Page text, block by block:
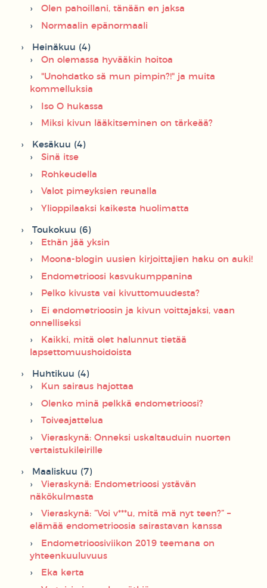
Olen pahoillani, tänään en jaksa
Normaalin epänormaali
Heinäkuu (4)
On olemassa hyvääkin hoitoa
"Unohdatko sä mun pimpin?!" ja muita
kommelluksia
Iso O hukassa
Miksi kivun lääkitseminen on tärkeää?
Kesäkuu (4)
Sinä itse
Rohkeudella
Valot pimeyksien reunalla
Ylioppilaaksi kaikesta huolimatta
Toukokuu (6)
Ethän jää yksin
Moona-blogin uusien kirjoittajien haku on auki!
Endometrioosi kasvukumppanina
Pelko kivusta vai kivuttomuudesta?
Ei endometrioosin ja kivun voittajaksi, vaan
onnelliseksi
Kaikki, mitä olet halunnut tietää
lapsettomuushoidoista
Huhtikuu (4)
Kun sairaus hajottaa
Olenko minä pelkkä endometrioosi?
Toiveajattelua
Vieraskynä: Onneksi uskaltauduin nuorten
vertaistukileirille
Maaliskuu (7)
Vieraskynä: Endometrioosi ystävän
näkökulmasta
Vieraskynä: ”Voi v***u, mitä mä nyt teen?” –
elämää endometrioosia sairastavan kanssa
Endometrioosiviikon 2019 teemana on
yhteenkuuluvuus
Eka kerta